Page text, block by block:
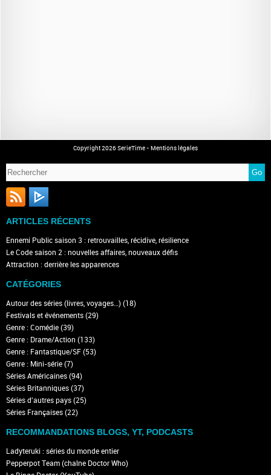
Copyright 2026 SerieTime - Mentions légales
ARTICLES RÉCENTS
Ennemi Public saison 3 : retrouvailles, récidive, résilience
Le Code saison 2 : nouvelles affaires, nouveaux défis
Attraction : derrière les apparences
CATÉGORIES
Autour des séries (livres, voyages…) (18)
Festivals et événements (29)
Genre : Comédie (39)
Genre : Drame/Action (133)
Genre : Fantastique/SF (53)
Genre : Mini-série (7)
Séries Américaines (94)
Séries Britanniques (37)
Séries d'autres pays (25)
Séries Françaises (22)
RECOMMANDATIONS BLOGS, YT, PODCASTS
Ladyteruki : séries du monde entier
Pepperpot Team (chaîne Doctor Who)